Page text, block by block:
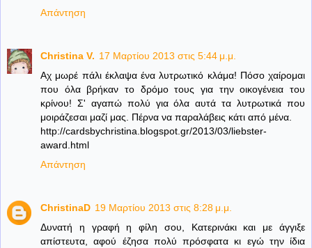
Απάντηση
Christina V. 17 Μαρτίου 2013 στις 5:44 μ.μ.
Αχ μωρέ πάλι έκλαψα ένα λυτρωτικό κλάμα! Πόσο χαίρομαι
που όλα βρήκαν το δρόμο τους για την οικογένεια του
κρίνου! Σ' αγαπώ πολύ για όλα αυτά τα λυτρωτικά που
μοιράζεσαι μαζί μας. Πέρνα να παραλάβεις κάτι από μένα.
http://cardsbychristina.blogspot.gr/2013/03/liebster-
award.html
Απάντηση
ChristinaD 19 Μαρτίου 2013 στις 8:28 μ.μ.
Δυνατή η γραφή η φίλη σου, Κατερινάκι και με άγγιξε
απίστευτα, αφού έζησα πολύ πρόσφατα κι εγώ την ίδια